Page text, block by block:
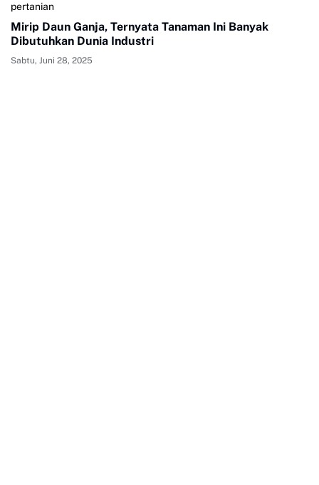
pertanian
Mirip Daun Ganja, Ternyata Tanaman Ini Banyak
Dibutuhkan Dunia Industri
Sabtu, Juni 28, 2025